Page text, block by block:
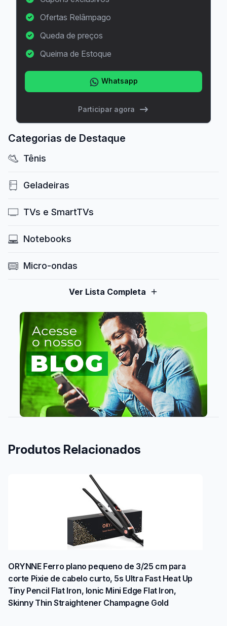
Ofertas Relâmpago
Queda de preços
Queima de Estoque
Whatsapp
Participar agora
Categorias de Destaque
Tênis
Geladeiras
TVs e SmartTVs
Notebooks
Micro-ondas
Ver Lista Completa
Produtos Relacionados
ORYNNE Ferro plano pequeno de 3/25 cm para
corte Pixie de cabelo curto, 5s Ultra Fast Heat Up
Tiny Pencil Flat Iron, Ionic Mini Edge Flat Iron,
Skinny Thin Straightener Champagne Gold